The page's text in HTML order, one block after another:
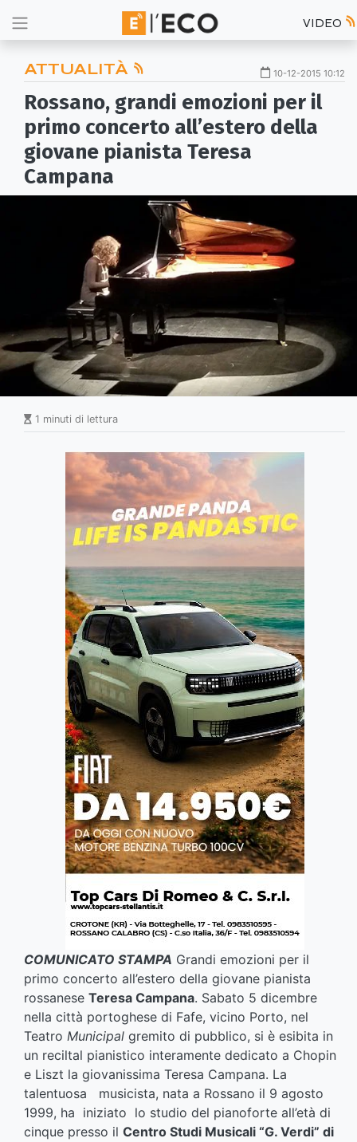
VIDEO
ATTUALITÀ 10-12-2015 10:12
Rossano, grandi emozioni per il
primo concerto all’estero della
giovane pianista Teresa
Campana
1 minuti di lettura
COMUNICATO STAMPA Grandi emozioni per il
primo concerto all’estero della giovane pianista
rossanese Teresa Campana. Sabato 5 dicembre
nella città portoghese di Fafe, vicino Porto, nel
Teatro Municipal gremito di pubblico, si è esibita in
un reciltal pianistico interamente dedicato a Chopin
e Liszt la giovanissima Teresa Campana. La
talentuosa musicista, nata a Rossano il 9 agosto
1999, ha iniziato lo studio del pianoforte all’età di
cinque presso il Centro Studi Musicali “G. Verdi” di